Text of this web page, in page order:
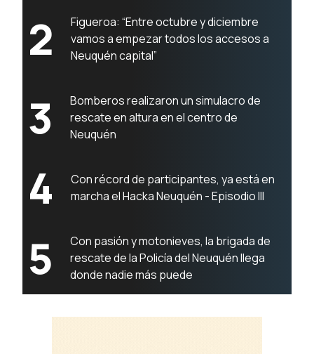
2
Figueroa: “Entre octubre y diciembre
vamos a empezar todos los accesos a
Neuquén capital”
3
Bomberos realizaron un simulacro de
rescate en altura en el centro de
Neuquén
4
Con récord de participantes, ya está en
marcha el Hacka Neuquén - Episodio III
5
Con pasión y motonieves, la brigada de
rescate de la Policía del Neuquén llega
donde nadie más puede